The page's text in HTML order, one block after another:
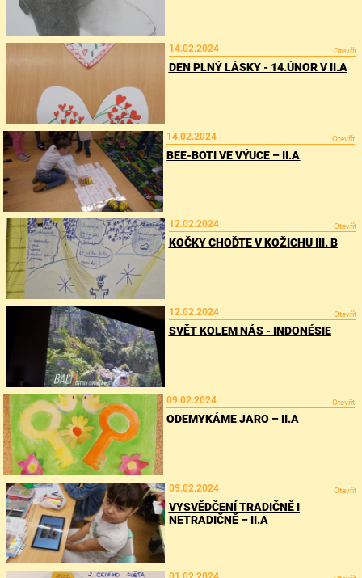
14.02.2024 Otevřít
DEN PLNÝ LÁSKY - 14.ÚNOR V II.A
14.02.2024 Otevřít
BEE-BOTI VE VÝUCE – II.A
12.02.2024 Otevřít
KOČKY CHOĎTE V KOŽICHU III. B
12.02.2024 Otevřít
SVĚT KOLEM NÁS - INDONÉSIE
09.02.2024 Otevřít
ODEMYKÁME JARO – II.A
09.02.2024 Otevřít
VYSVĚDČENÍ TRADIČNĚ I
NETRADIČNĚ – II.A